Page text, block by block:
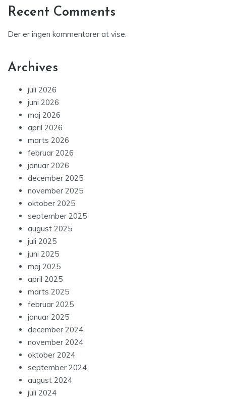
Recent Comments
Der er ingen kommentarer at vise.
Archives
juli 2026
juni 2026
maj 2026
april 2026
marts 2026
februar 2026
januar 2026
december 2025
november 2025
oktober 2025
september 2025
august 2025
juli 2025
juni 2025
maj 2025
april 2025
marts 2025
februar 2025
januar 2025
december 2024
november 2024
oktober 2024
september 2024
august 2024
juli 2024